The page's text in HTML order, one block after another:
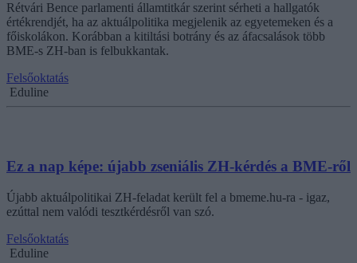
Rétvári Bence parlamenti államtitkár szerint sérheti a hallgatók
értékrendjét, ha az aktuálpolitika megjelenik az egyetemeken és a
főiskolákon. Korábban a kitiltási botrány és az áfacsalások több
BME-s ZH-ban is felbukkantak.
Felsőoktatás
Eduline
Ez a nap képe: újabb zseniális ZH-kérdés a BME-ről
Újabb aktuálpolitikai ZH-feladat került fel a bmeme.hu-ra - igaz,
ezúttal nem valódi tesztkérdésről van szó.
Felsőoktatás
Eduline